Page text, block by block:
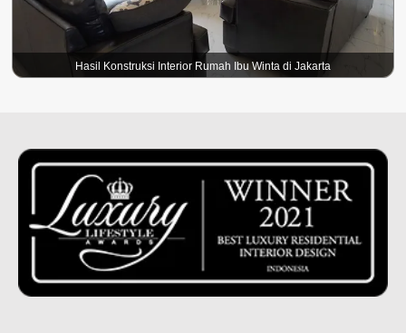
Hasil Konstruksi Interior Rumah Ibu Winta di Jakarta